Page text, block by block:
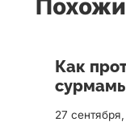
Как
27